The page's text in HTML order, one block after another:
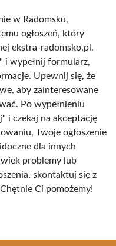
w Radomsku,
ogłoszeń, który
ekstra-radomsko.pl.
i wypełnij formularz,
Upewnij się, że
aby zainteresowane
Po wypełnieniu
i czekaj na akceptację
Twoje ogłoszenie
dla innych
problemy lub
skontaktuj się z
Ci pomożemy!